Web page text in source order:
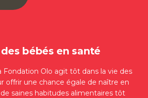
bébés en santé
Fondation Olo agit tôt dans la vie des
offrir une chance égale de naître en
saines habitudes alimentaires tôt